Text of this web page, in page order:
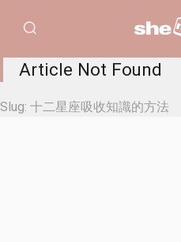
Article Not Found
Slug: 十二星座吸收知識的方法